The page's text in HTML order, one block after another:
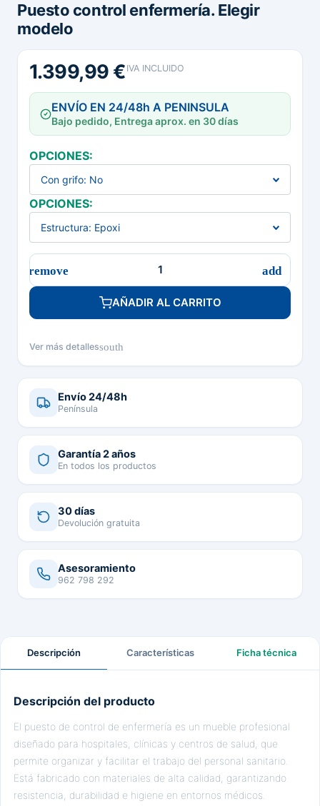
Puesto control enfermería. Elegir
modelo
1.399,99 € IVA INCLUIDO
ENVÍO EN 24/48h A PENINSULA
Bajo pedido, Entrega aprox. en 30 días
OPCIONES:
OPCIONES:
AÑADIR AL CARRITO
Ver más detallessouth
Envío 24/48h
Península
Garantía 2 años
En todos los productos
30 días
Devolución gratuita
Asesoramiento
962 798 292
Descripción Características Ficha técnica
Descripción del producto
El puesto de control de enfermería es un mueble profesional
diseñado para hospitales, clínicas y centros de salud, que
permite organizar y facilitar el trabajo del personal sanitario.
Está fabricado con materiales de alta calidad, garantizando
resistencia, durabilidad e higiene en entornos médicos.